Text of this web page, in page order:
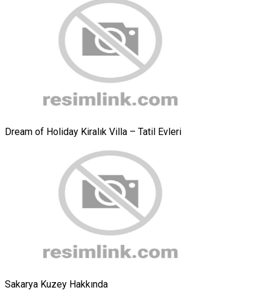
Dream of Holiday Kiralık Villa – Tatil Evleri
Sakarya Kuzey Hakkında